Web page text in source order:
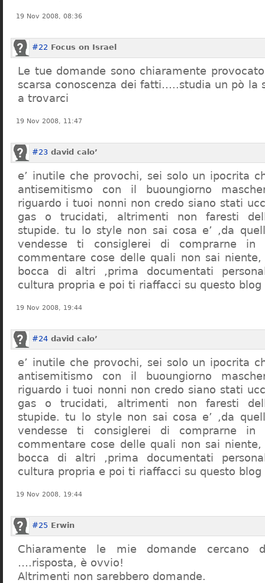
19 Nov 2008, 08:36
#22 Focus on Israel
Le tue domande sono chiaramente
scarsa conoscenza dei fatti…..studia un pò la
a trovarci
19 Nov 2008, 11:47
#23 david calo’
e’ inutile che provochi, sei solo un ipocrita
antisemitismo con il buoungiorno
riguardo i tuoi nonni non credo siano stati
gas o trucidati, altrimenti non faresti
stupide. tu lo style non sai cosa e’ ,da
vendesse ti consiglerei di comprarne in
commentare cose delle quali non sai
bocca di altri ,prima documentati
cultura propria e poi ti riaffacci su questo blog
19 Nov 2008, 19:44
#24 david calo’
e’ inutile che provochi, sei solo un ipocrita
antisemitismo con il buoungiorno
riguardo i tuoi nonni non credo siano stati
gas o trucidati, altrimenti non faresti
stupide. tu lo style non sai cosa e’ ,da
vendesse ti consiglerei di comprarne in
commentare cose delle quali non sai
bocca di altri ,prima documentati
cultura propria e poi ti riaffacci su questo blog
19 Nov 2008, 19:44
#25 Erwin
Chiaramente le mie domande cercano
….risposta, è ovvio!
Altrimenti non sarebbero domande.